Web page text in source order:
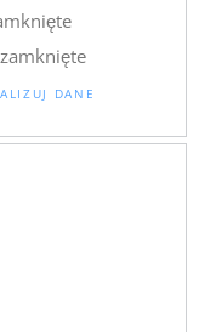
DANE